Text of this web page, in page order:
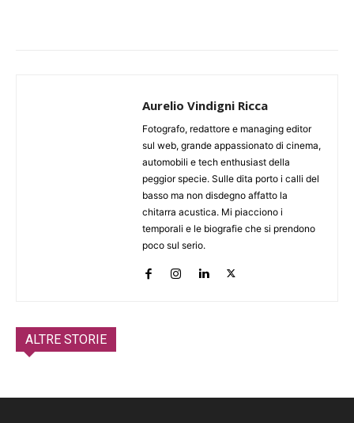
Aurelio Vindigni Ricca
Fotografo, redattore e managing editor
sul web, grande appassionato di cinema,
automobili e tech enthusiast della
peggior specie. Sulle dita porto i calli del
basso ma non disdegno affatto la
chitarra acustica. Mi piacciono i
temporali e le biografie che si prendono
poco sul serio.
ALTRE STORIE